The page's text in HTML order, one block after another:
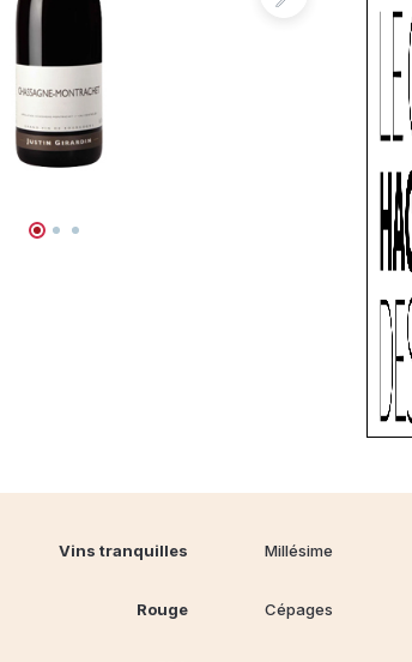
Vins tranquilles
Rouge
Millésime
Cépages